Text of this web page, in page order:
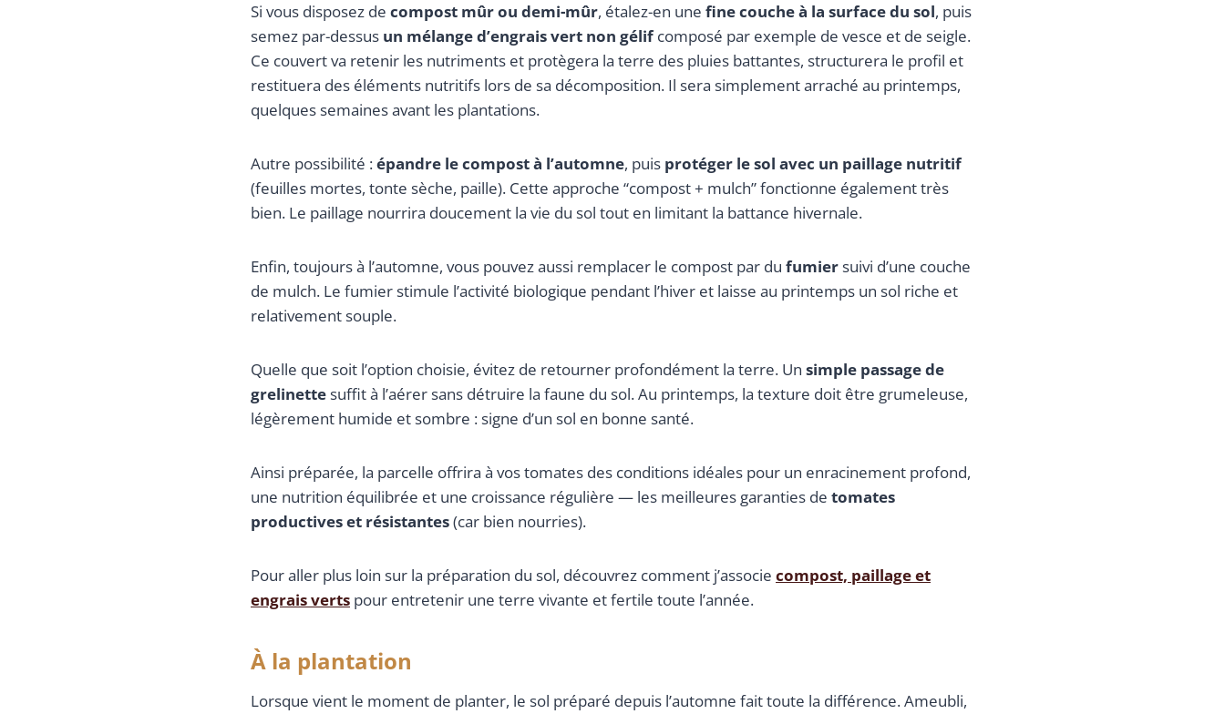
Si vous disposez de compost mûr ou demi-mûr, étalez-en une fine couche à la surface du sol, puis
semez par-dessus un mélange d’engrais vert non gélifcomposé par exemple de vesce et de seigle.
Ce couvert va retenir les nutriments et protègera la terre des pluies battantes, structurera le profil et
restituera des éléments nutritifs lors de sa décomposition. Il sera simplement arraché au printemps,
quelques semaines avant les plantations.
Autre possibilité :épandre le compost à l’automne, puis protéger le sol avec un paillage nutritif
(feuilles mortes, tonte sèche, paille). Cette approche “compost + mulch” fonctionne également très
bien. Le paillage nourrira doucement la vie du sol tout en limitant la battance hivernale.
Enfin, toujours à l’automne, vous pouvez aussi remplacer le compost par du fumiersuivi d’une couche
de mulch. Le fumier stimule l’activité biologique pendant l’hiver et laisse au printemps un sol riche et
relativement souple.
Quelle que soit l’option choisie, évitez de retourner profondément la terre. Un simple passage de
grelinettesuffit à l’aérer sans détruire la faune du sol. Au printemps, la texture doit être grumeleuse,
légèrement humide et sombre : signe d’un sol en bonne santé.
Ainsi préparée, la parcelle offrira à vos tomates des conditions idéales pour un enracinement profond,
une nutrition équilibrée et une croissance régulière — les meilleures garanties de tomates
productives et résistantes(car bien nourries).
Pour aller plus loin sur la préparation du sol, découvrez comment j’associe compost, paillage et
engrais verts pour entretenir une terre vivante et fertile toute l’année.
À la plantation
Lorsque vient le moment de planter, le sol préparé depuis l’automne fait toute la différence. Ameubli,